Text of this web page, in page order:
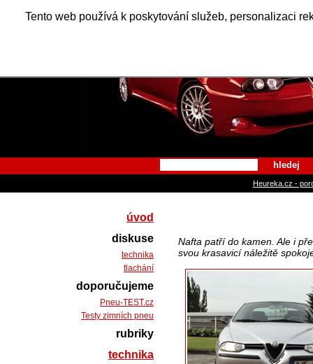
Tento web používá k poskytování služeb, personalizaci
Alfa
hledej
Heureka.cz -
Nafta patří do kamen. Ale i
svou krasavicí náležitě
úvod
diskuse
technika
tlachání
doporučujeme
Pneu-TEST.cz
Testy zimních pneu
rubriky
technika